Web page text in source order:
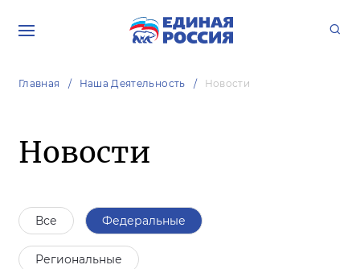
Главная Наша Деятельность Новости
Новости
Все Федеральные
Региональные